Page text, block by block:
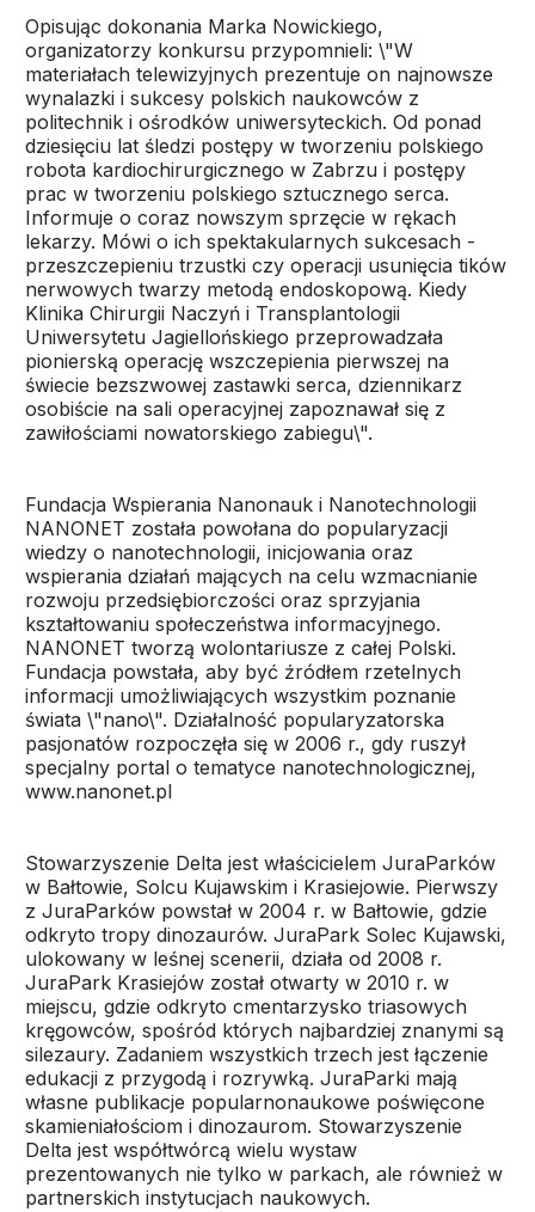
Opisując dokonania Marka Nowickiego,
organizatorzy konkursu przypomnieli: \"W
materiałach telewizyjnych prezentuje on najnowsze
wynalazki i sukcesy polskich naukowców z
politechnik i ośrodków uniwersyteckich. Od ponad
dziesięciu lat śledzi postępy w tworzeniu polskiego
robota kardiochirurgicznego w Zabrzu i postępy
prac w tworzeniu polskiego sztucznego serca.
Informuje o coraz nowszym sprzęcie w rękach
lekarzy. Mówi o ich spektakularnych sukcesach -
przeszczepieniu trzustki czy operacji usunięcia tików
nerwowych twarzy metodą endoskopową. Kiedy
Klinika Chirurgii Naczyń i Transplantologii
Uniwersytetu Jagiellońskiego przeprowadzała
pionierską operację wszczepienia pierwszej na
świecie bezszwowej zastawki serca, dziennikarz
osobiście na sali operacyjnej zapoznawał się z
zawiłościami nowatorskiego zabiegu\".
Fundacja Wspierania Nanonauk i Nanotechnologii
NANONET została powołana do popularyzacji
wiedzy o nanotechnologii, inicjowania oraz
wspierania działań mających na celu wzmacnianie
rozwoju przedsiębiorczości oraz sprzyjania
kształtowaniu społeczeństwa informacyjnego.
NANONET tworzą wolontariusze z całej Polski.
Fundacja powstała, aby być źródłem rzetelnych
informacji umożliwiających wszystkim poznanie
świata \"nano\". Działalność popularyzatorska
pasjonatów rozpoczęła się w 2006 r., gdy ruszył
specjalny portal o tematyce nanotechnologicznej,
www.nanonet.pl
Stowarzyszenie Delta jest właścicielem JuraParków
w Bałtowie, Solcu Kujawskim i Krasiejowie. Pierwszy
z JuraParków powstał w 2004 r. w Bałtowie, gdzie
odkryto tropy dinozaurów. JuraPark Solec Kujawski,
ulokowany w leśnej scenerii, działa od 2008 r.
JuraPark Krasiejów został otwarty w 2010 r. w
miejscu, gdzie odkryto cmentarzysko triasowych
kręgowców, spośród których najbardziej znanymi są
silezaury. Zadaniem wszystkich trzech jest łączenie
edukacji z przygodą i rozrywką. JuraParki mają
własne publikacje popularnonaukowe poświęcone
skamieniałościom i dinozaurom. Stowarzyszenie
Delta jest współtwórcą wielu wystaw
prezentowanych nie tylko w parkach, ale również w
partnerskich instytucjach naukowych.